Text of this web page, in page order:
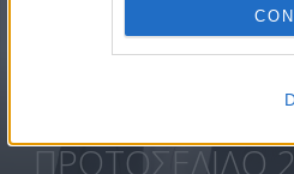
ΠΡΩΤΟΣΕΛΙΔΟ